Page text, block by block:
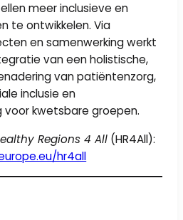
meer inclusieve en
te ontwikkelen. Via
en samenwerking werkt
van een holistische,
van patiëntenzorg,
inclusie en
kwetsbare groepen.
Regions 4 All (HR4All):
hr4all